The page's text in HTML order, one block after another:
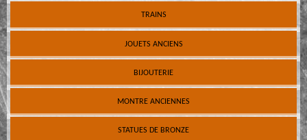
TRAINS
JOUETS ANCIENS
BIJOUTERIE
MONTRE ANCIENNES
STATUES DE BRONZE